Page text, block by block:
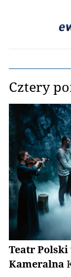
Cztery
Teatr Polski
Kameralna